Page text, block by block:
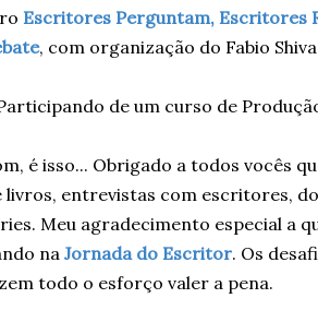
Escritores Perguntam, Escritores
, com organização do Fabio
de um curso de
é isso... Obrigado a todos vocês
livros, entrevistas com escritores,
Meu agradecimento especial a
na Jornada do Escritor. Os
todo o esforço valer a pena.